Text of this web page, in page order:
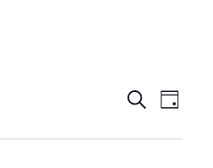
de
BUSCAR
de
DÍA